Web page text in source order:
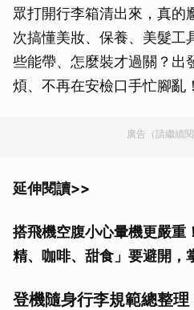
眾打開行李箱清出來，真的
次搞懂美妝、保養、美髮工
些能帶、怎麼裝才過關？出
煩、不再在安檢口手忙腳亂！
廣告（請繼續閱
延伸閱讀>>
搭飛機空腹小心暈機更嚴重
精、咖啡、甜食」要避開，
登機隨身行李規範總整